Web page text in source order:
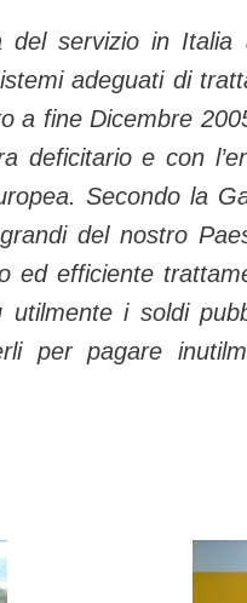
del servizio in
adeguati di
a fine Dicembre
deficitario e con
Secondo la
del nostro
ed efficiente
utilmente i soldi
per pagare